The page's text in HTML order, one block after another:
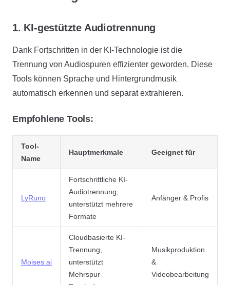
1. KI-gestützte Audiotrennung
Dank Fortschritten in der KI-Technologie ist die
Trennung von Audiospuren effizienter geworden. Diese
Tools können Sprache und Hintergrundmusik
automatisch erkennen und separat extrahieren.
Empfohlene Tools:
Tool-
Name
Hauptmerkmale Geeignet für
LyRuno
Fortschrittliche KI-
Audiotrennung,
unterstützt mehrere
Formate
Anfänger & Profis
Moises.ai
Cloudbasierte KI-
Trennung,
unterstützt
Mehrspur-
Musikproduktion
&
Videobearbeitung